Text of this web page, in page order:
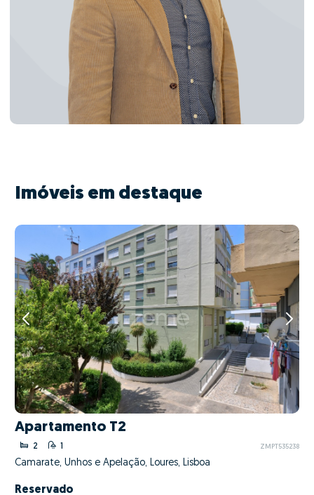
Imóveis em destaque
Apartamento T2
2 1 ZMPT535238
Camarate, Unhos e Apelação, Loures, Lisboa
Reservado